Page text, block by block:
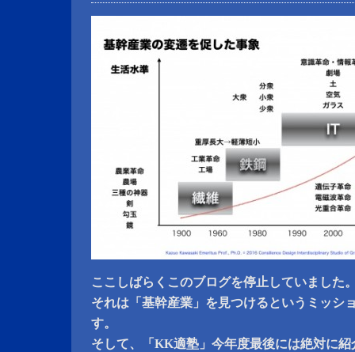
ここしばらくこのブログを停止していました
それは「基幹産業」を見つけるというミッシ
す。
そして、「KK適塾」今年度最後には絶対に